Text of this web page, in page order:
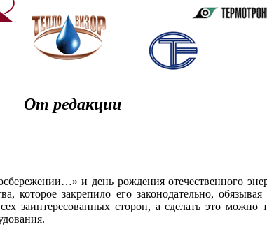
От редакции
и день рождения отечественного
которое закрепило его законодательно,
заинтересованных сторон, а сделать это можно